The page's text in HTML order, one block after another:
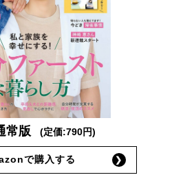
常版 (定価:790円)
で購入する